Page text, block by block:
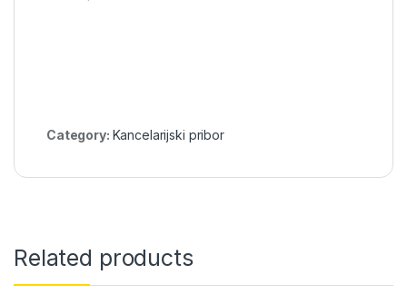
Category: Kancelarijski pribor
Related products